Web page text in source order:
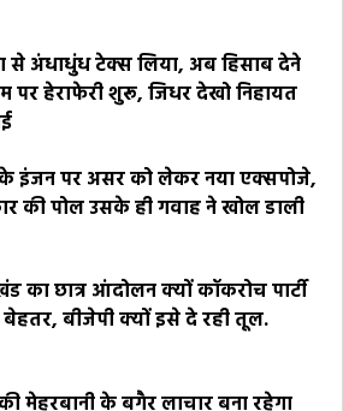
से अंधाधुंध टेक्स लिया, अब हिसाब देने
पर हेराफेरी शुरू, जिधर देखो निहायत
इंजन पर असर को लेकर नया एक्सपोजे,
की पोल उसके ही गवाह ने खोल डाली
का छात्र आंदोलन क्यों कॉकरोच पार्टी
बीजेपी क्यों इसे दे रही तूल.
मेहरबानी के बगैर लाचार बना रहेगा